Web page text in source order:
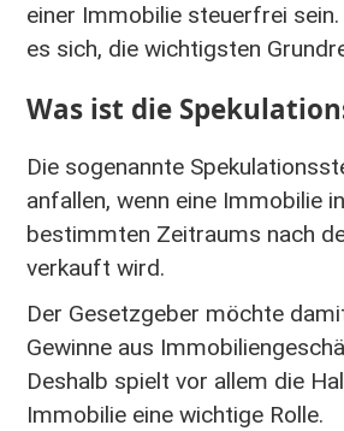
einer Immobilie steuerfrei
es sich, die wichtigsten
Was ist die
Die sogenannte
anfallen, wenn eine Immobilie
bestimmten Zeitraums nach
verkauft wird.
Der Gesetzgeber möchte
Gewinne aus
Deshalb spielt vor allem die
Immobilie eine wichtige Rolle.